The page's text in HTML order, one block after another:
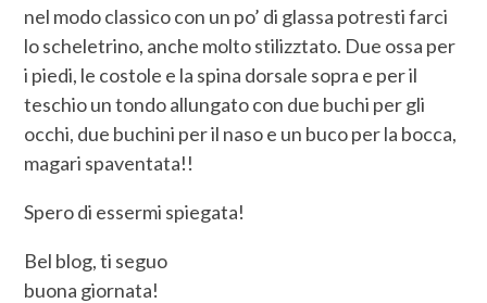
nel modo classico con un po’ di glassa potresti farci
lo scheletrino, anche molto stilizztato. Due ossa per
i piedi, le costole e la spina dorsale sopra e per il
teschio un tondo allungato con due buchi per gli
occhi, due buchini per il naso e un buco per la bocca,
magari spaventata!!
Spero di essermi spiegata!
Bel blog, ti seguo
buona giornata!